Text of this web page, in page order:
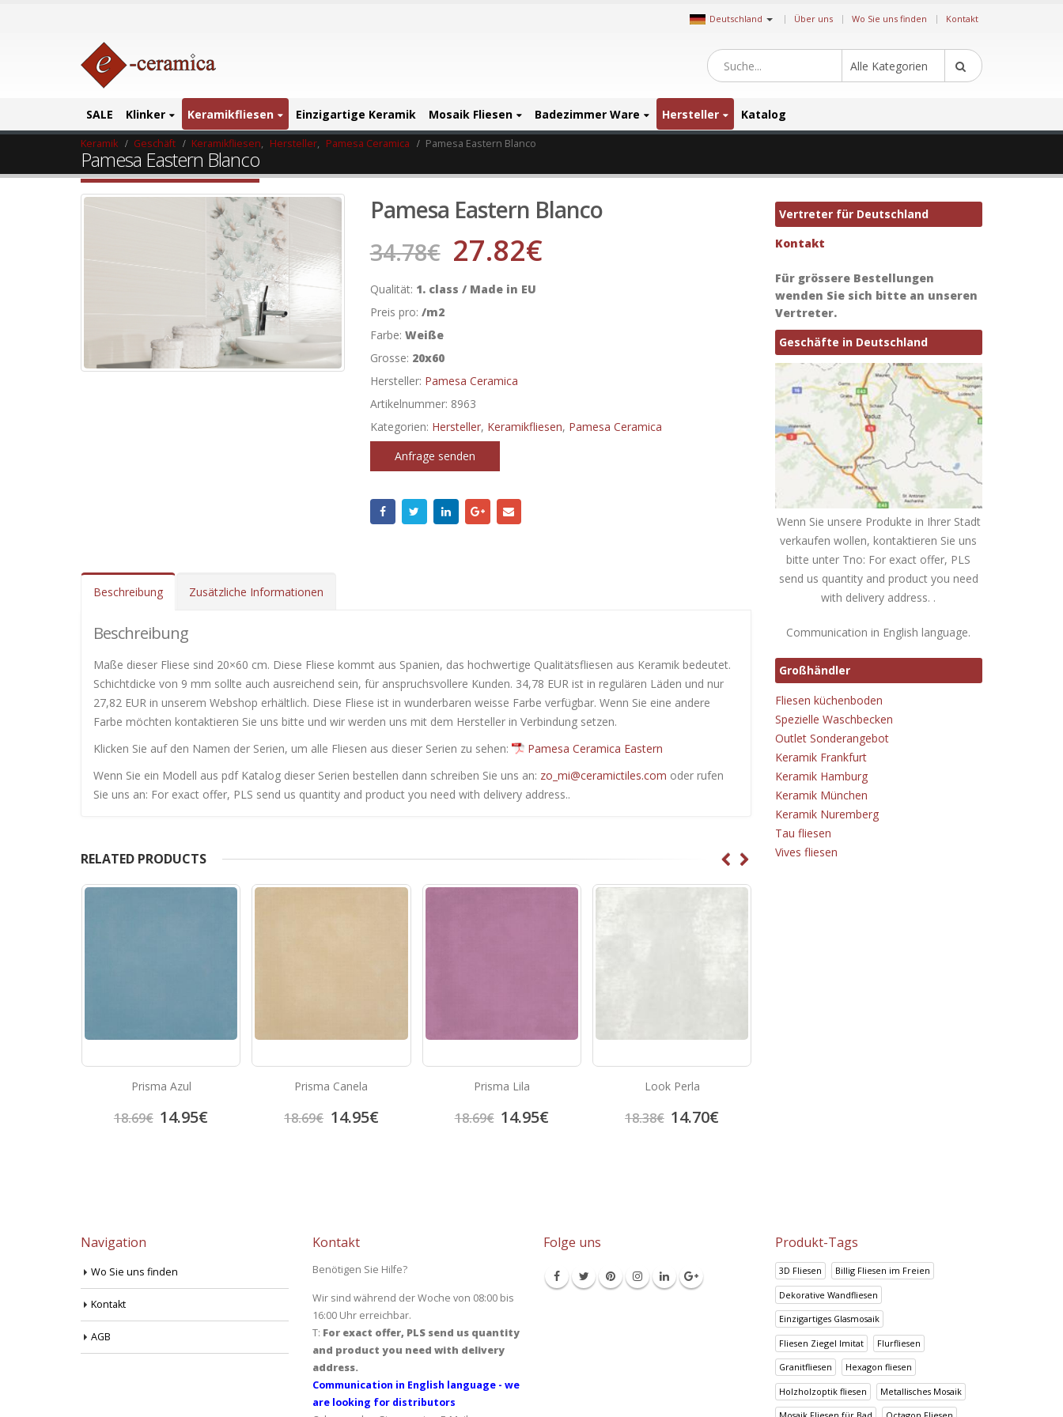
Deutschland | Über uns Wo Sie uns finden Kontakt
Alle Kategorien
SALE Klinker Keramikfliesen Einzigartige Keramik Mosaik Fliesen Badezimmer Ware Hersteller Katalog
Keramik Geschäft Keramikfliesen, Hersteller, Pamesa Ceramica Pamesa Eastern Blanco
Pamesa Eastern Blanco
Pamesa Eastern Blanco
34.78€ 27.82€
Qualität: 1. class / Made in EU
Preis pro: /m2
Farbe: Weiße
Grosse: 20x60
Hersteller: Pamesa Ceramica
Artikelnummer: 8963
Kategorien: Hersteller, Keramikfliesen, Pamesa Ceramica
Anfrage senden
Beschreibung Zusätzliche Informationen
Beschreibung
Maße dieser Fliese sind 20×60 cm. Diese Fliese kommt aus Spanien, das hochwertige Qualitätsfliesen aus Keramik bedeutet.
Schichtdicke von 9 mm sollte auch ausreichend sein, für anspruchsvollere Kunden. 34,78 EUR ist in regulären Läden und nur
27,82 EUR in unserem Webshop erhältlich. Diese Fliese ist in wunderbaren weisse Farbe verfügbar. Wenn Sie eine andere
Farbe möchten kontaktieren Sie uns bitte und wir werden uns mit dem Hersteller in Verbindung setzen.
Klicken Sie auf den Namen der Serien, um alle Fliesen ​​aus dieser Serien zu sehen:
Pamesa Ceramica Eastern
Wenn Sie ein Modell aus pdf Katalog dieser Serien bestellen dann schreiben Sie uns an: zo_mi@ceramictiles.com oder rufen
Sie uns an: For exact offer, PLS send us quantity and product you need with delivery address..
RELATED PRODUCTS
Prisma Azul
18.69€ 14.95€
Prisma Canela
18.69€ 14.95€
Prisma Lila
18.69€ 14.95€
Look Perla
18.38€ 14.70€
Vertreter für Deutschland
Kontakt
Für grössere Bestellungen
wenden Sie sich bitte an unseren
Vertreter.
Geschäfte in Deutschland
Wenn Sie unsere Produkte in Ihrer Stadt
verkaufen wollen, kontaktieren Sie uns
bitte unter Tno: For exact offer, PLS
send us quantity and product you need
with delivery address. .
Communication in English language.
Großhändler
Fliesen küchenboden
Spezielle Waschbecken
Outlet Sonderangebot
Keramik Frankfurt
Keramik Hamburg
Keramik München
Keramik Nuremberg
Tau fliesen
Vives fliesen
Navigation
Wo Sie uns finden
Kontakt
AGB
Kontakt
Benötigen Sie Hilfe?
Wir sind während der Woche von 08:00 bis
16:00 Uhr erreichbar.
T: For exact offer, PLS send us quantity
and product you need with delivery
address.
Communication in English language - we
are looking for distributors
Folge uns Produkt-Tags
3D Fliesen Billig Fliesen im Freien
Dekorative Wandfliesen
Einzigartiges Glasmosaik
Fliesen Ziegel Imitat Flurfliesen
Granitfliesen Hexagon fliesen
Holzholzoptik fliesen Metallisches Mosaik